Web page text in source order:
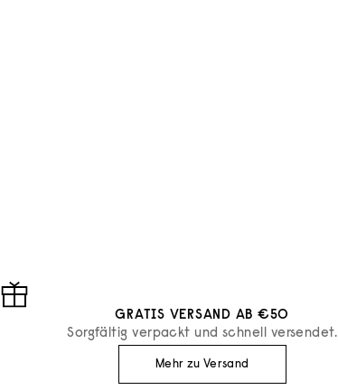
GRATIS VERSAND AB €50
Sorgfältig verpackt und schnell versendet.
Mehr zu Versand